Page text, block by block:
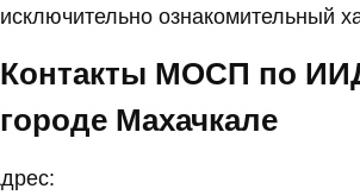
исключительно ознакомительный
Контакты МОСП по
городе Махачкале